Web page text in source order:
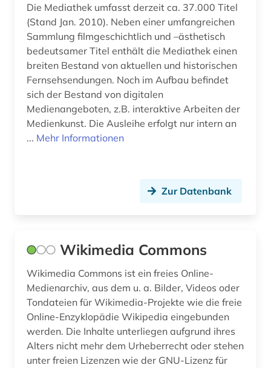
Die Mediathek umfasst derzeit ca. 37.000 Titel
(Stand Jan. 2010). Neben einer umfangreichen
Sammlung filmgeschichtlich und –ästhetisch
bedeutsamer Titel enthält die Mediathek einen
breiten Bestand von aktuellen und historischen
Fernsehsendungen. Noch im Aufbau befindet
sich der Bestand von digitalen
Medienangeboten, z.B. interaktive Arbeiten der
Medienkunst. Die Ausleihe erfolgt nur intern an
... Mehr Informationen
Zur Datenbank
Wikimedia Commons
Wikimedia Commons ist ein freies Online-
Medienarchiv, aus dem u. a. Bilder, Videos oder
Tondateien für Wikimedia-Projekte wie die freie
Online-Enzyklopädie Wikipedia eingebunden
werden. Die Inhalte unterliegen aufgrund ihres
Alters nicht mehr dem Urheberrecht oder stehen
unter freien Lizenzen wie der GNU-Lizenz für